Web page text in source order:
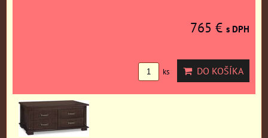
765 € s DPH
ks DO KOŠÍKA